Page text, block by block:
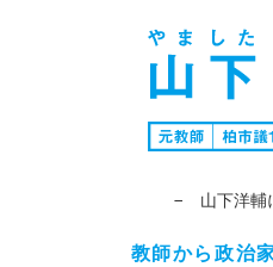
− 山下洋輔
教師から政治